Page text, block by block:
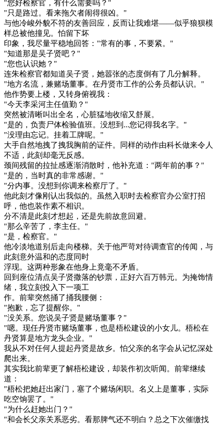
"您好检察官，有什么需要吗？"
"只是路过。看来拖欠者闹得很凶。"
与他冷峻外貌不符的友善回应，反而让我难堪——似乎狼狈模
样总被他撞见。怕留下坏
印象，我尽量平稳地回答："常有的事，不要紧。"
"知道那是吴子贤吧？"
"您也认识她？"
连朱检察官都知道吴子贤，她嚣张的态度倒有了几分解释。
"地方名流，兼赌场董事。在丹贤市工作的公务员都认识。"
他作势要上楼，又转身俯视我：
"今天李采河主任值勤？"
突然被清晰叫出全名，心脏猛地收缩又舒展。
"是的，负责尸体检验值班。没想到...您记得我名字。"
"没理由忘记。挂着工牌呢。"
大手自然地拽了拽我胸前的证件。同样的动作由科长做来令人
不适，此刻却毫无反感。
颈间残留的拉扯感逐渐消散时，他补充道："两年前的事？"
"是的，当时真的非常感谢。"
"分内事。没想到你调来检察厅了。"
他此刻才像刚认出我似的。虽然入职时去检察官办公室打招
呼，他也装作素不相识。
分不清是此刻才想起，还是先前故意回避。
"那么辛苦了，李主任。"
"是，检察官。"
他冷淡地道别后走向楼梯。关于他严苛对待调查官的传闻，与
此刻意外温和的态度同时
浮现。这两种形象在他身上竟毫不矛盾。
回到座位清点吴子贤撒落的钞票，正好六百万韩元。为掩饰情
绪，我立刻投入下一项工
作。前辈突然捅了捅我腰侧：
"抱歉，忘了提醒你。"
"没关系。您说吴子贤是赌场董事？"
"嗯。现任丹贤市赌场董事，也是梧松建设的小女儿。梧松在
丹贤算是地方龙头企业。"
我从不对任何人提起丹贤是故乡。怕父亲的名字会从记忆深处
爬出来。
其实我比前辈更了解梧松建设，却装作初次听闻。前辈继续
道：
"梧松把她赶出家门，塞了个赌场闲职。名义上是董事，实际
吃空饷罢了。"
"为什么赶她出门？"
"和会长父亲关系恶劣。看那脾气还不明白？总之下次催缴找